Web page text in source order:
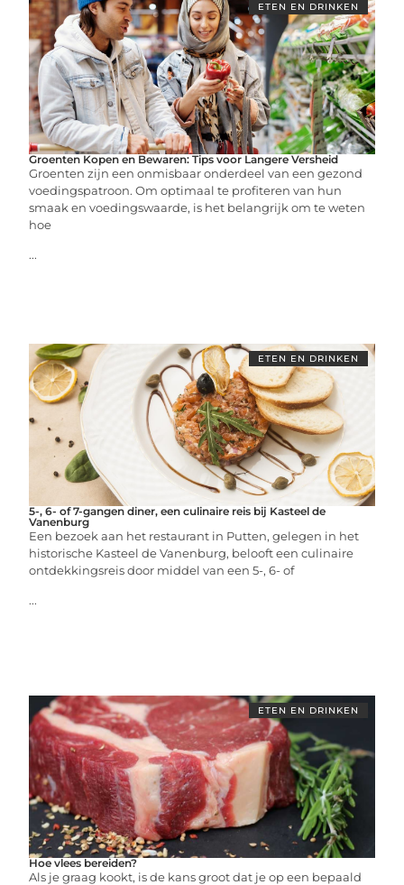
ETEN EN DRINKEN
Groenten Kopen en Bewaren: Tips voor Langere Versheid
Groenten zijn een onmisbaar onderdeel van een gezond
voedingspatroon. Om optimaal te profiteren van hun
smaak en voedingswaarde, is het belangrijk om te weten
hoe
...
ETEN EN DRINKEN
5-, 6- of 7-gangen diner, een culinaire reis bij Kasteel de
Vanenburg
Een bezoek aan het restaurant in Putten, gelegen in het
historische Kasteel de Vanenburg, belooft een culinaire
ontdekkingsreis door middel van een 5-, 6- of
...
ETEN EN DRINKEN
Hoe vlees bereiden?
Als je graag kookt, is de kans groot dat je op een bepaald